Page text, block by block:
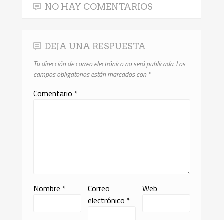
NO HAY COMENTARIOS
DEJA UNA RESPUESTA
Tu dirección de correo electrónico no será publicada.Los
campos obligatorios están marcados con *
Comentario *
Nombre *
Correo
electrónico *
Web